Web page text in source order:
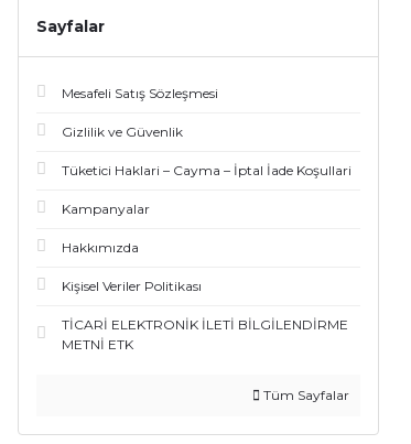
Sayfalar
Mesafeli Satış Sözleşmesi
Gizlilik ve Güvenlik
Tüketici Haklari – Cayma – İptal İade Koşullari
Kampanyalar
Hakkımızda
Kişisel Veriler Politikası
TİCARİ ELEKTRONİK İLETİ BİLGİLENDİRME
METNİ ETK
Tüm Sayfalar